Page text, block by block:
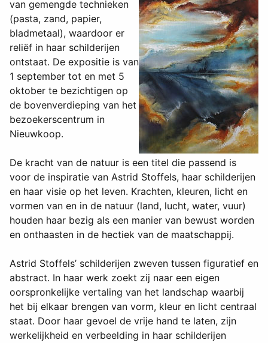
van gemengde technieken
(pasta, zand, papier,
bladmetaal), waardoor er
reliëf in haar schilderijen
ontstaat. De expositie is van
1 september tot en met 5
oktober te bezichtigen op
de bovenverdieping van het
bezoekerscentrum in
Nieuwkoop.
De kracht van de natuur is een titel die passend is
voor de inspiratie van Astrid Stoffels, haar schilderijen
en haar visie op het leven. Krachten, kleuren, licht en
vormen van en in de natuur (land, lucht, water, vuur)
houden haar bezig als een manier van bewust worden
en onthaasten in de hectiek van de maatschappij.
Astrid Stoffels’ schilderijen zweven tussen figuratief en
abstract. In haar werk zoekt zij naar een eigen
oorspronkelijke vertaling van het landschap waarbij
het bij elkaar brengen van vorm, kleur en licht centraal
staat. Door haar gevoel de vrije hand te laten, zijn
werkelijkheid en verbeelding in haar schilderijen